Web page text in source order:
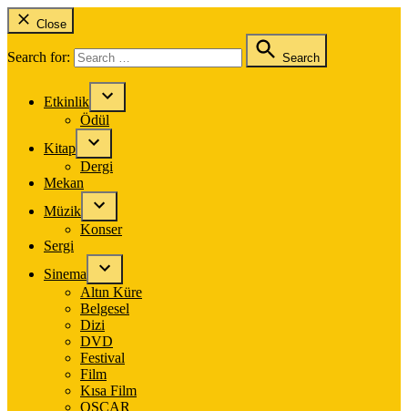
Close
Search for: Search
Etkinlik
Ödül
Kitap
Dergi
Mekan
Müzik
Konser
Sergi
Sinema
Altın Küre
Belgesel
Dizi
DVD
Festival
Film
Kısa Film
OSCAR